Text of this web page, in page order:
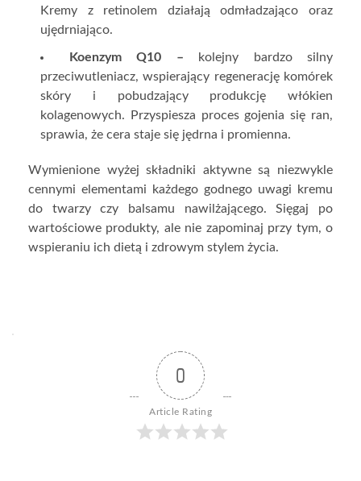
Kremy z retinolem działają odmładzająco oraz
ujędrniająco.
Koenzym Q10 – kolejny bardzo silny
przeciwutleniacz, wspierający regenerację komórek
skóry i pobudzający produkcję włókien
kolagenowych. Przyspiesza proces gojenia się ran,
sprawia, że cera staje się jędrna i promienna.
Wymienione wyżej składniki aktywne są niezwykle
cennymi elementami każdego godnego uwagi kremu
do twarzy czy balsamu nawilżającego. Sięgaj po
wartościowe produkty, ale nie zapominaj przy tym, o
wspieraniu ich dietą i zdrowym stylem życia.
0
Article Rating